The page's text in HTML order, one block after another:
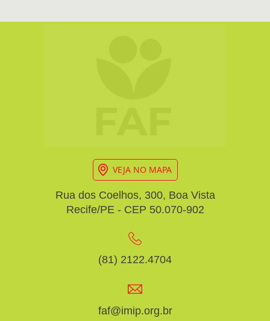
VEJA NO MAPA
Rua dos Coelhos, 300, Boa Vista
Recife/PE - CEP 50.070-902
(81) 2122.4704
faf@imip.org.br